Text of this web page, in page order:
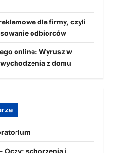
dla firmy, czyli
odbiorców
online: Wyrusz w
z domu
Oczy: schorzenia i